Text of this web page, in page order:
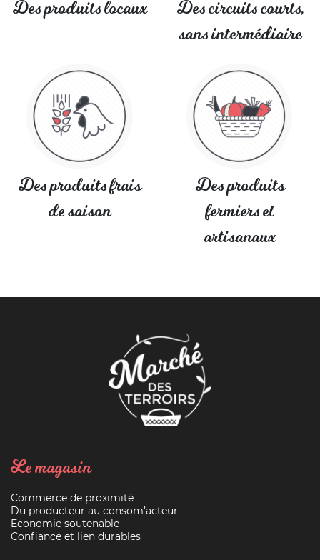
Des produits locaux
Des circuits courts,
sans intermédiaire
Des produits frais
de saison
Des produits
fermiers et
artisanaux
Le magasin
Commerce de proximité
Du producteur au consom’acteur
Economie soutenable
Confiance et lien durables